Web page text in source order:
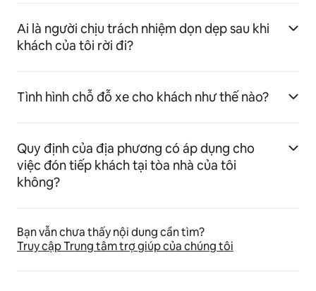
Ai là người chịu trách nhiệm dọn dẹp sau khi
khách của tôi rời đi?
Tình hình chỗ đỗ xe cho khách như thế nào?
Quy định của địa phương có áp dụng cho
việc đón tiếp khách tại tòa nhà của tôi
không?
Bạn vẫn chưa thấy nội dung cần tìm?
Truy cập Trung tâm trợ giúp của chúng tôi